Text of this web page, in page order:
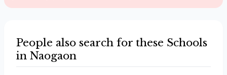
People also search for these Schools
in Naogaon